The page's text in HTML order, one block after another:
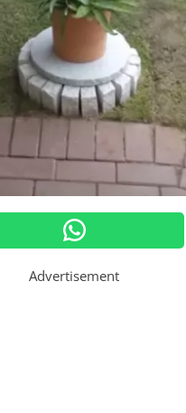
Advertisement